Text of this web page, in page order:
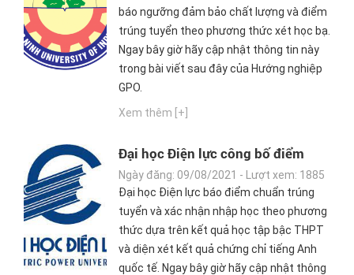
báo ngưỡng đảm bảo chất lượng và điểm
trúng tuyển theo phương thức xét học bạ.
Ngay bây giờ hãy cập nhật thông tin này
trong bài viết sau đây của Hướng nghiệp
GPO.
Xem thêm [+]
Đại học Điện lực công bố điểm
chuẩn Đại học 2021
Ngày đăng: 09/08/2021 - Lượt xem: 1885
Đại học Điện lực báo điểm chuẩn trúng
tuyển và xác nhận nhập học theo phương
thức dựa trên kết quả học tập bậc THPT
và diện xét kết quả chứng chỉ tiếng Anh
quốc tế. Ngay bây giờ hãy cập nhật thông